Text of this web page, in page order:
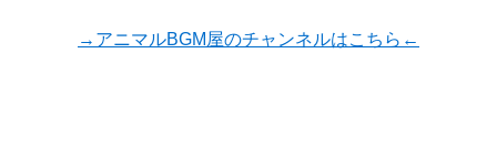
→アニマルBGM屋のチャンネルはこちら←